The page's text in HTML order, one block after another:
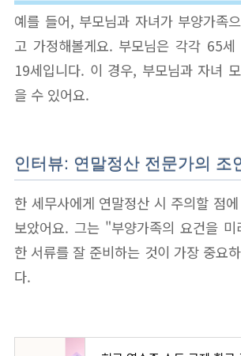
예를 들어, 부모님과 자녀가 부양가족
고 가정해볼게요. 부모님은 각각 65
19세입니다. 이 경우, 부모님과 자녀
을 수 있어요.
인터뷰: 연말정산 전문가의 조
한 세무사에게 연말정산 시 주의할 점
보았어요. 그는 "부양가족의 요건을
한 서류를 잘 준비하는 것이 가장 중요
다.